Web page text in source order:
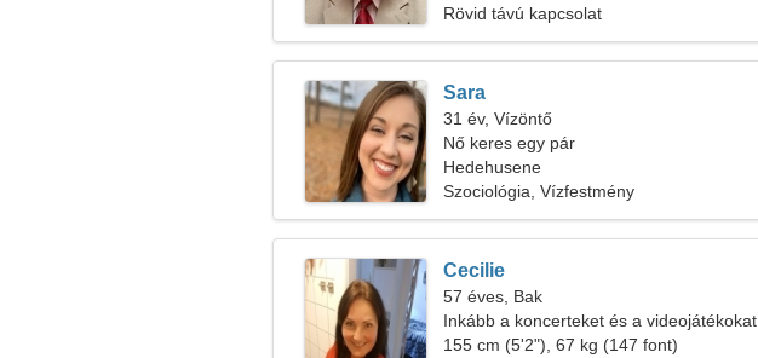
Rövid távú kapcsolat
Sara
31 év, Vízöntő
Nő keres egy pár
Hedehusene
Szociológia, Vízfestmény
Cecilie
57 éves, Bak
Inkább a koncerteket és a videojátékokat
szeretem
155 cm (5'2"), 67 kg (147 font)